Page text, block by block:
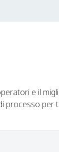
e il
processo per